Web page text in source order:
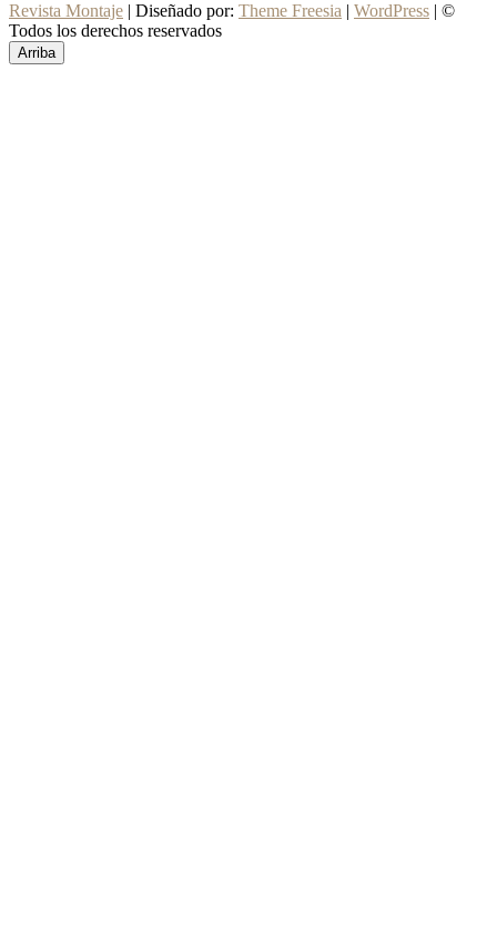
Revista Montaje | Diseñado por: Theme Freesia | WordPress | ©
Todos los derechos reservados
Arriba